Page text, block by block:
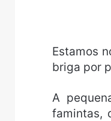
Estamos
briga por
A
famintas,